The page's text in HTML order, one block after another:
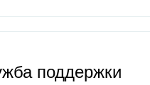
поддержки